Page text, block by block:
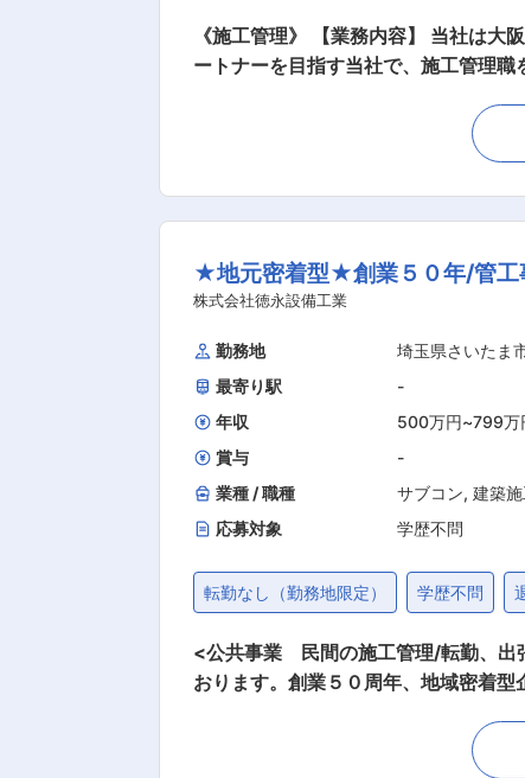
■建築施工管理経
不問です）
【歓迎条件】
■建築系の学校
大学院
《施工管理》 【業務内容】 当社は大阪を拠点に全国へ進出している、創業14年目のハウスメーカーです。 理想の家づくりにおけるベストパ
ートナーを目指す当社で、施工管理
からお引き渡しまでの施工管理全般
ていきます。 「お客様によろこばれ
■はたらく環境： 2010年に設立され
チャレンジも推奨しており、1人1人
わせて、パートナー企業、家族も参加
行と盛り沢山のイベントで社員全員
出勤等が発生した場合は、必ず振休を
★地元密着型★創業５０年/管工
株式会社徳永設備工業
勤務地
埼玉県さいたま
最寄り駅
-
年収
500万円~799万
賞与
-
業種 / 職種
サブコン, 建築
応募対象
学歴不問
転勤なし（勤務地限定） 学歴不問
<公共事業 民間の施工管理/転勤、出張無/数々の表彰を受賞/働く環境
おります。創業５０周年、地域密着
4土曜日は休日に、また水曜日はノ